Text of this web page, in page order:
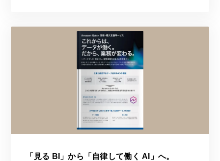
「見る BI」から「自律して働く AI」へ。